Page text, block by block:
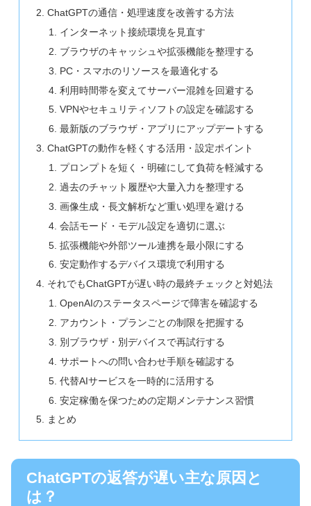
ChatGPTの通信・処理速度を改善する方法
インターネット接続環境を見直す
ブラウザのキャッシュや拡張機能を整理する
PC・スマホのリソースを最適化する
利用時間帯を変えてサーバー混雑を回避する
VPNやセキュリティソフトの設定を確認する
最新版のブラウザ・アプリにアップデートする
ChatGPTの動作を軽くする活用・設定ポイント
プロンプトを短く・明確にして負荷を軽減する
過去のチャット履歴や大量入力を整理する
画像生成・長文解析など重い処理を避ける
会話モード・モデル設定を適切に選ぶ
拡張機能や外部ツール連携を最小限にする
安定動作するデバイス環境で利用する
それでもChatGPTが遅い時の最終チェックと対処法
OpenAIのステータスページで障害を確認する
アカウント・プランごとの制限を把握する
別ブラウザ・別デバイスで再試行する
サポートへの問い合わせ手順を確認する
代替AIサービスを一時的に活用する
安定稼働を保つための定期メンテナンス習慣
まとめ
ChatGPTの返答が遅い主な原因と
は？